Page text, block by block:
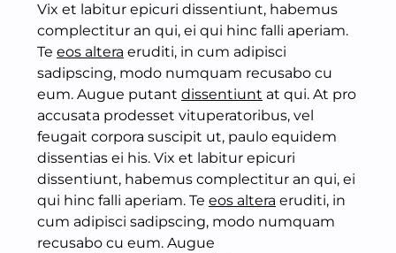
Vix et labitur epicuri dissentiunt, habemus
complectitur an qui, ei qui hinc falli aperiam.
Te eos altera eruditi, in cum adipisci
sadipscing, modo numquam recusabo cu
eum. Augue putant dissentiunt at qui. At pro
accusata prodesset vituperatoribus, vel
feugait corpora suscipit ut, paulo equidem
dissentias ei his. Vix et labitur epicuri
dissentiunt, habemus complectitur an qui, ei
qui hinc falli aperiam. Te eos altera eruditi, in
cum adipisci sadipscing, modo numquam
recusabo cu eum. Augue